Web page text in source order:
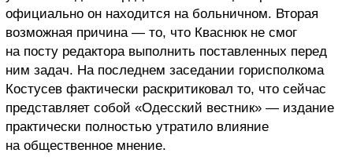
официально он находится на больничном. Вторая
возможная причина — то, что Кваснюк не смог
на посту редактора выполнить поставленных перед
ним задач. На последнем заседании горисполкома
Костусев фактически раскритиковал то, что сейчас
представляет собой «Одесский вестник» — издание
практически полностью утратило влияние
на общественное мнение.